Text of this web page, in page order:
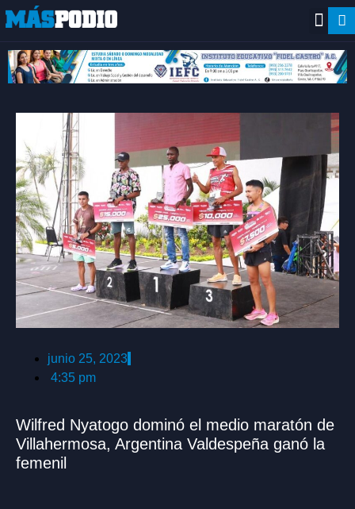
junio 25, 2023
4:35 pm
Wilfred Nyatogo dominó el medio maratón de
Villahermosa, Argentina Valdespeña ganó la
femenil